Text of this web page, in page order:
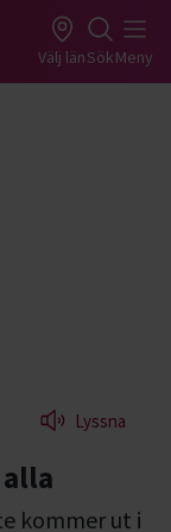
Välj länSökMeny
Lyssna
kommer ut i